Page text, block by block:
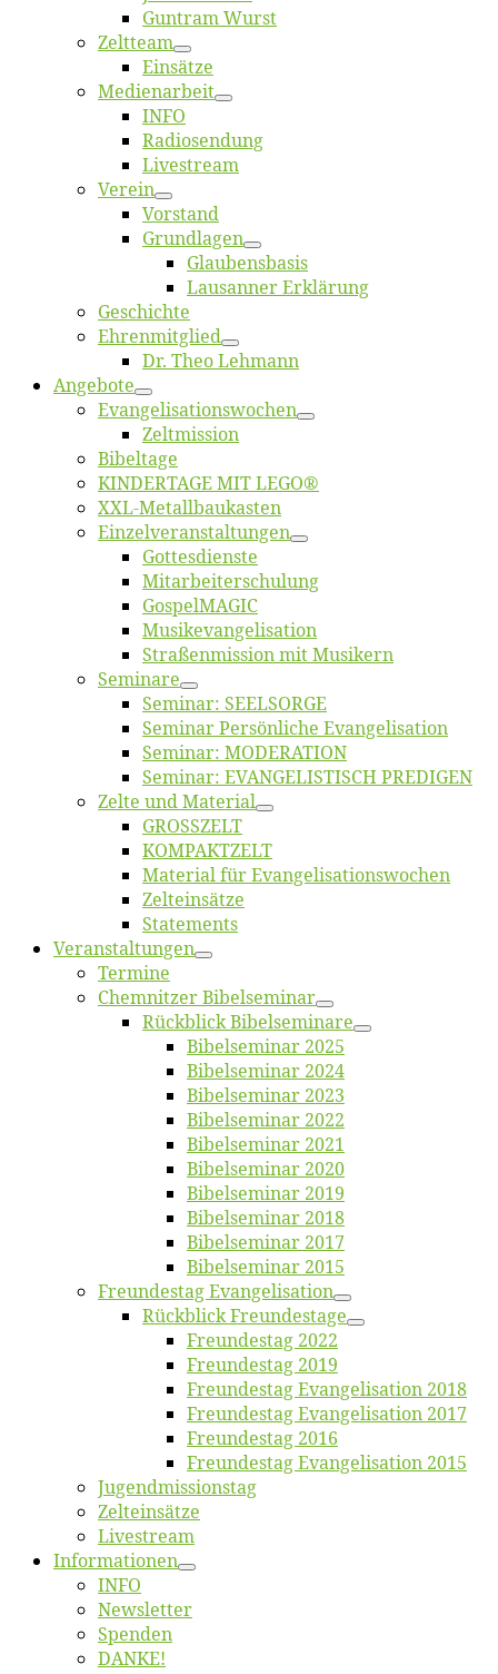
Gun­tram Wurst
Zelt­team
Ein­sät­ze
Me­di­en­ar­beit
INFO
Ra­dio­sen­dung
Live­stream
Ver­ein
Vor­stand
Grund­la­gen
Glaubens­ba­sis
Lausan­ner Erklärung
Ge­schich­te
Eh­ren­mit­glied
Dr. Theo Lehmann
An­ge­bo­te
Evangelisa­tions­wo­chen
Zelt­mis­si­on
Bi­bel­ta­ge
KINDERTAGE MIT LEGO®
XXL-Me­­tal­l­­bau­­kas­­ten
Einzelver­an­stal­tungen
Got­tes­diens­te
Mitarbeiter­schulung
Gos­pel­MA­GIC
Musikevan­ge­li­sa­tion
Straßenmis­sion mit Musikern
Se­mi­na­re
Se­mi­nar: SEELSORGE
Se­mi­nar Per­sön­li­che Evangelisation
Se­mi­nar: MODERATION
Se­mi­nar: EVANGELISTISCH PREDIGEN
Zel­te und Material
GROSSZELT
KOMPAKTZELT
Ma­te­ri­al für Evangelisationswochen
Zelt­ein­sät­ze
State­ments
Ver­an­stal­tun­gen
Ter­mi­ne
Chemnit­zer Bibelseminar
Rück­blick Bibelseminare
Bi­bel­se­mi­nar 2025
Bi­bel­se­mi­nar 2024
Bi­bel­se­mi­nar 2023
Bi­bel­se­mi­nar 2022
Bi­bel­se­mi­nar 2021
Bi­bel­se­mi­nar 2020
Bi­bel­se­mi­nar 2019
Bi­bel­se­mi­nar 2018
Bibelsemi­nar 2017
Bibelsemi­nar 2015
Freun­des­tag Evangelisation
Rück­blick Freundestage
Freun­des­tag 2022
Freun­des­tag 2019
Freun­des­tag Evan­ge­li­sa­ti­on 2018
Freun­des­tag Evan­ge­li­sa­ti­on 2017
Freun­des­tag 2016
Freun­des­tag Evan­ge­li­sa­ti­on 2015
Jugend­mis­sions­tag
Zelt­ein­sät­ze
Live­stream
Informatio­nen
INFO
News­let­ter
Spen­den
DANKE!